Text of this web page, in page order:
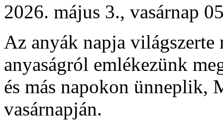
2026. május 3., vasárnap
Az anyák napja világszerte
anyaságról emlékezünk
és más napokon ünneplik,
vasárnapján.